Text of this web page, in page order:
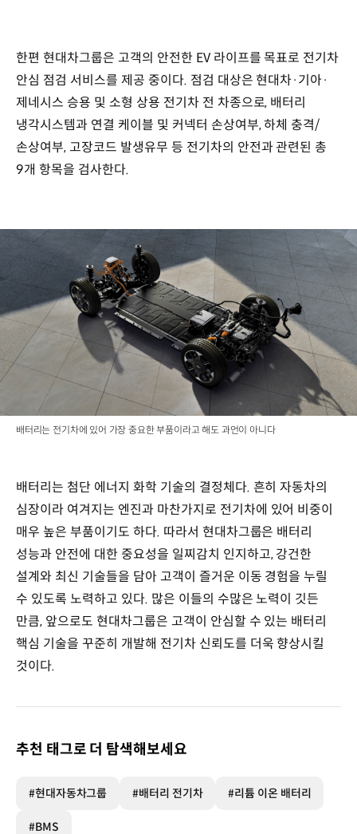
한편 현대차그룹은 고객의 안전한 EV 라이프를 목표로 전기차
안심 점검 서비스를 제공 중이다. 점검 대상은 현대차·기아·
제네시스 승용 및 소형 상용 전기차 전 차종으로, 배터리
냉각시스템과 연결 케이블 및 커넥터 손상여부, 하체 충격/
손상여부, 고장코드 발생유무 등 전기차의 안전과 관련된 총
9개 항목을 검사한다.
배터리는 전기차에 있어 가장 중요한 부품이라고 해도 과언이 아니다
배터리는 첨단 에너지 화학 기술의 결정체다. 흔히 자동차의
심장이라 여겨지는 엔진과 마찬가지로 전기차에 있어 비중이
매우 높은 부품이기도 하다. 따라서 현대차그룹은 배터리
성능과 안전에 대한 중요성을 일찌감치 인지하고, 강건한
설계와 최신 기술들을 담아 고객이 즐거운 이동 경험을 누릴
수 있도록 노력하고 있다. 많은 이들의 수많은 노력이 깃든
만큼, 앞으로도 현대차그룹은 고객이 안심할 수 있는 배터리
핵심 기술을 꾸준히 개발해 전기차 신뢰도를 더욱 향상시킬
것이다.
추천 태그로 더 탐색해보세요
#현대자동차그룹 #배터리 전기차 #리튬 이온 배터리
#BMS